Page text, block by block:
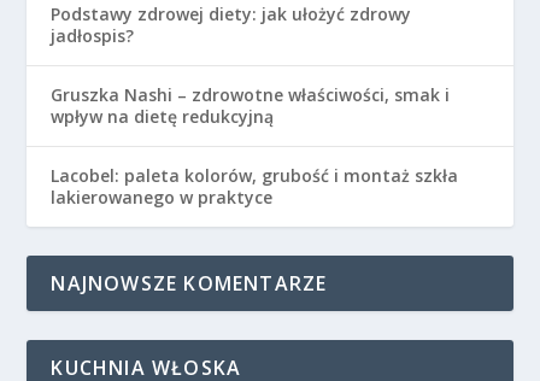
Podstawy zdrowej diety: jak ułożyć zdrowy
jadłospis?
Gruszka Nashi – zdrowotne właściwości, smak i
wpływ na dietę redukcyjną
Lacobel: paleta kolorów, grubość i montaż szkła
lakierowanego w praktyce
NAJNOWSZE KOMENTARZE
KUCHNIA WŁOSKA